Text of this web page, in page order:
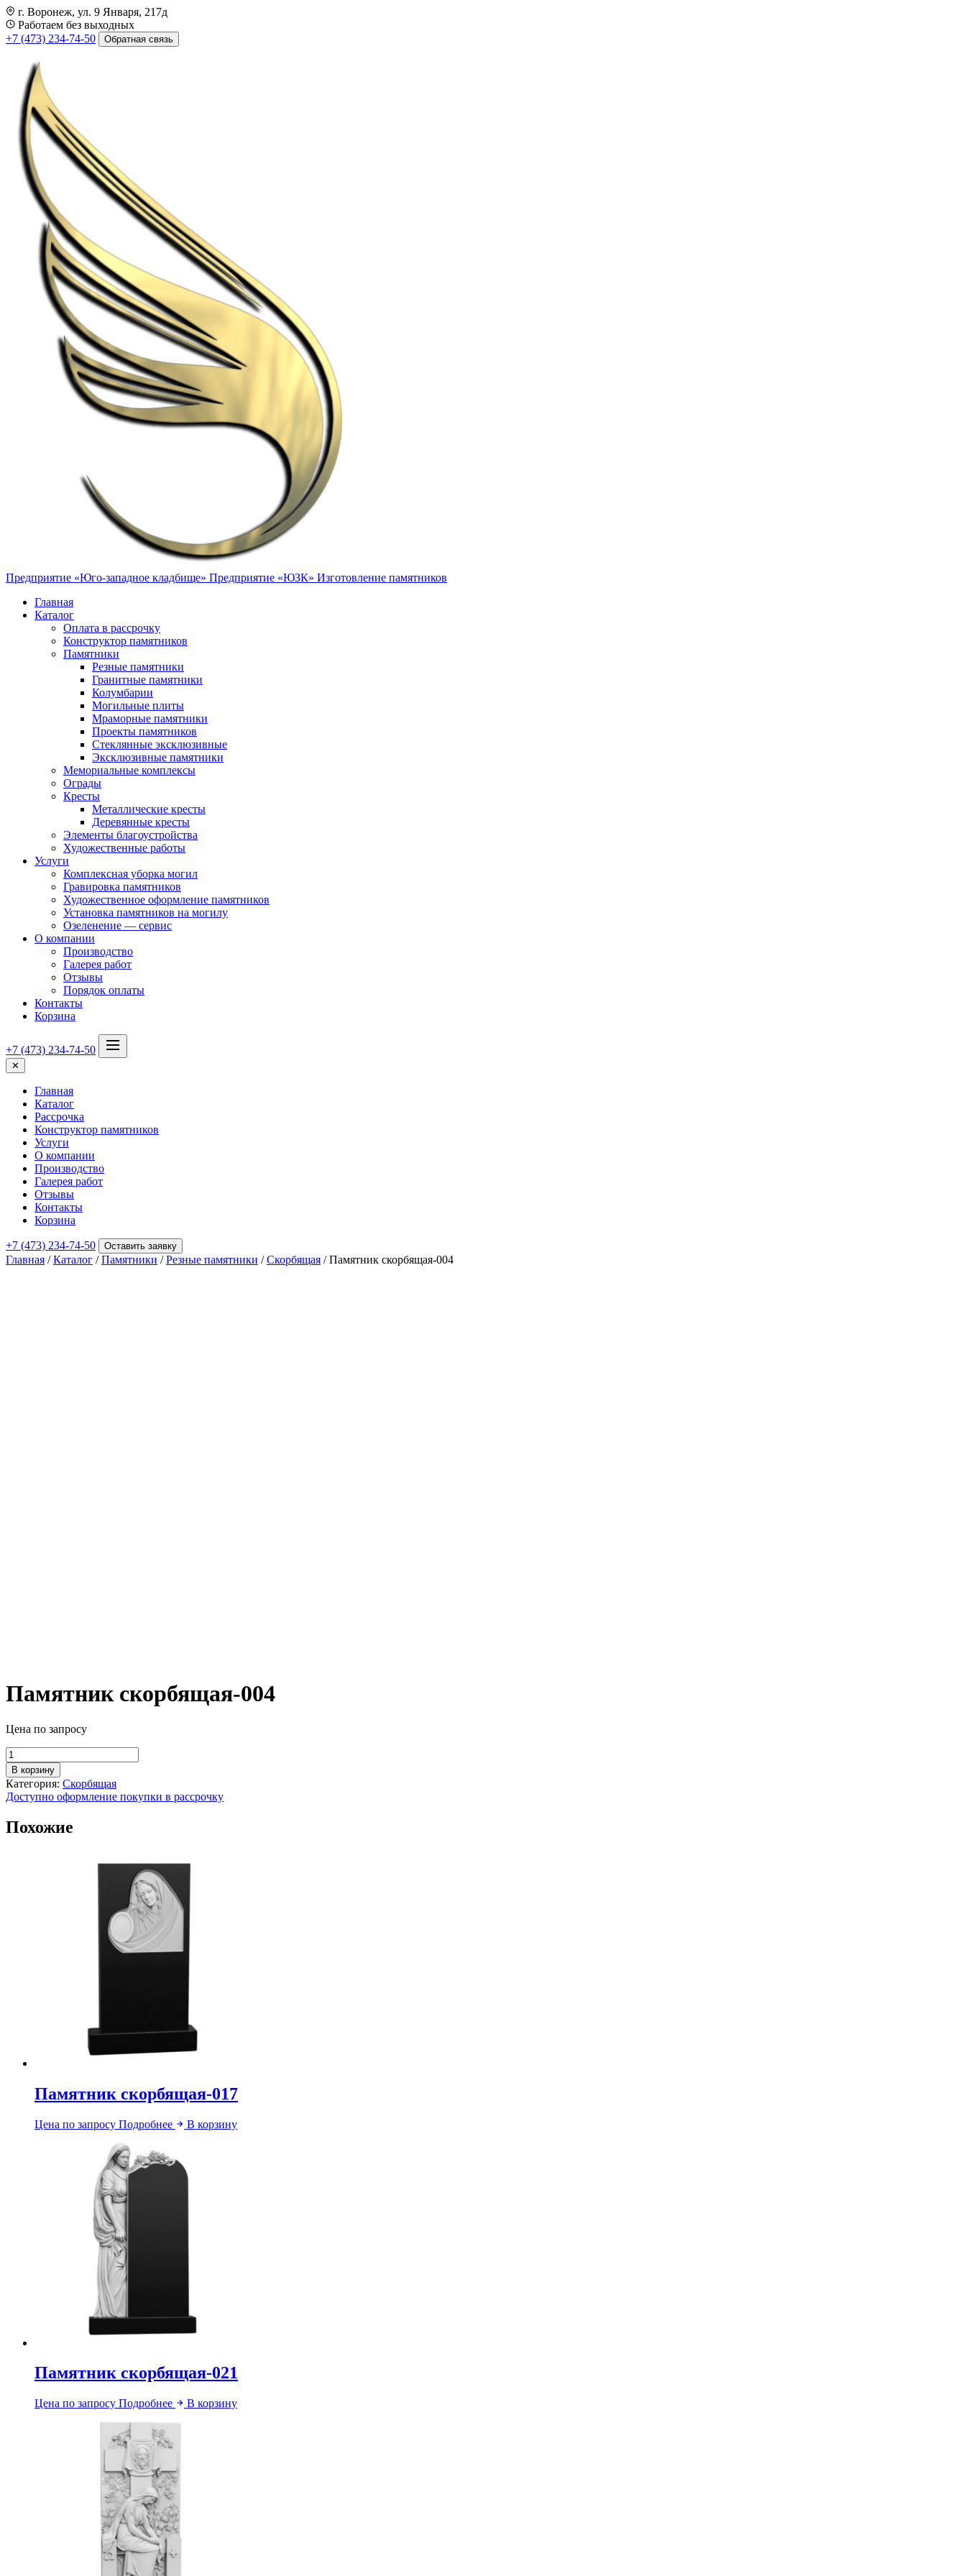
г. Воронеж, ул. 9 Января, 217д
Работаем без выходных
+7 (473) 234-74-50
Обратная связь
Предприятие «Юго-западное кладбище» Предприятие «ЮЗК» Изготовление памятников
Главная
Каталог
Оплата в рассрочку
Конструктор памятников
Памятники
Резные памятники
Гранитные памятники
Колумбарии
Могильные плиты
Мраморные памятники
Проекты памятников
Стеклянные эксклюзивные
Эксклюзивные памятники
Мемориальные комплексы
Ограды
Кресты
Металлические кресты
Деревянные кресты
Элементы благоустройства
Художественные работы
Услуги
Комплексная уборка могил
Гравировка памятников
Художественное оформление памятников
Установка памятников на могилу
Озеленение — сервис
О компании
Производство
Галерея работ
Отзывы
Порядок оплаты
Контакты
Корзина
+7 (473) 234-74-50
✕
Главная
Каталог
Рассрочка
Конструктор памятников
Услуги
О компании
Производство
Галерея работ
Отзывы
Контакты
Корзина
+7 (473) 234-74-50 Оставить заявку
Главная /Каталог /Памятники /Резные памятники /Скорбящая / Памятник скорбящая-004
Памятник скорбящая-004
Цена по запросу
Количество
товара
Памятник
скорбящая-004
В корзину
Категория: Скорбящая
Доступно оформление покупки в рассрочку
Похожие
Памятник скорбящая-017
Цена по запросу Подробнее В корзину
Памятник скорбящая-021
Цена по запросу Подробнее В корзину